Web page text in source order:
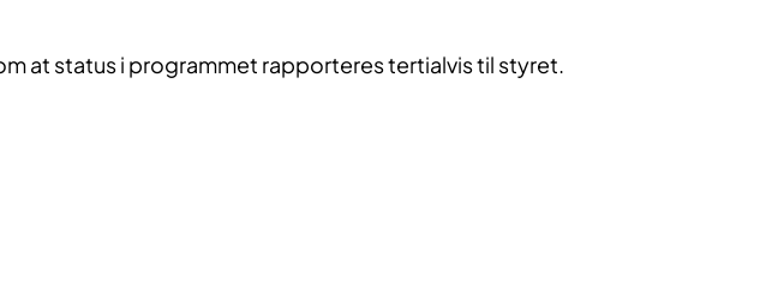
at status i programmet rapporteres tertialvis til styret.